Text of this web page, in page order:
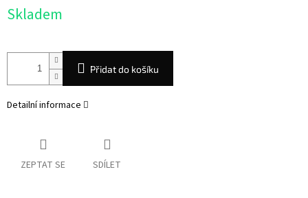
cena:
Skladem
Přidat do košíku
Detailní informace
ZEPTAT SE SDÍLET